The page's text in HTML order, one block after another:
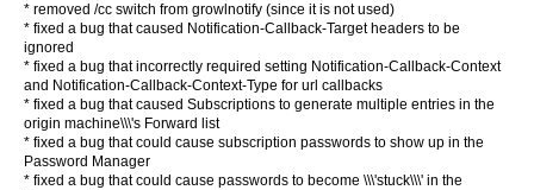
* removed /cc switch from growlnotify (since it is not used)
* fixed a bug that caused Notification-Callback-Target headers to be
ignored
* fixed a bug that incorrectly required setting Notification-Callback-Context
and Notification-Callback-Context-Type for url callbacks
* fixed a bug that caused Subscriptions to generate multiple entries in the
origin machine\\\'s Forward list
* fixed a bug that could cause subscription passwords to show up in the
Password Manager
* fixed a bug that could cause passwords to become \\\'stuck\\\' in the